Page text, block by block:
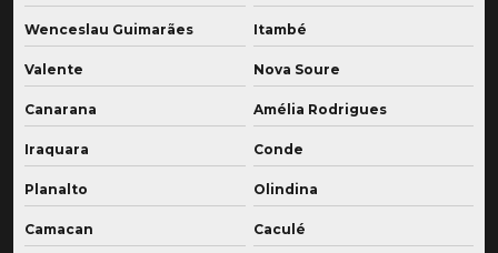
Wenceslau Guimarães Itambé
Valente Nova Soure
Canarana Amélia Rodrigues
Iraquara Conde
Planalto Olindina
Camacan Caculé